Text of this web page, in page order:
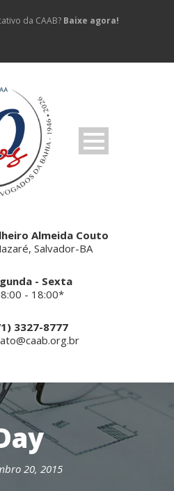
da CAAB? Baixe agora!
Almeida Couto
Salvador-BA
- Sexta
- 18:00*
3327-8777
20, 2015